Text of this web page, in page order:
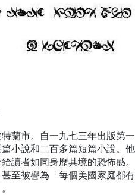
蘭市。自一九七三年出版第
小說和二百多篇短篇小說。
讀者如同身歷其境的恐怖感
至被譽為「每個美國家庭都